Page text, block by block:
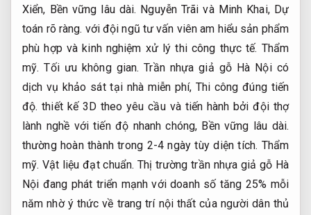
Xiển, Bền vững lâu dài. Nguyễn Trãi và Minh Khai, Dự
toán rõ ràng. với đội ngũ tư vấn viên am hiểu sản phẩm
phù hợp và kinh nghiệm xử lý thi công thực tế. Thẩm
mỹ. Tối ưu không gian. Trần nhựa giả gỗ Hà Nội có
dịch vụ khảo sát tại nhà miễn phí,Thi công đúng tiến
độ. thiết kế 3D theo yêu cầu và tiến hành bởi đội thợ
lành nghề với tiến độ nhanh chóng, Bền vững lâu dài.
thường hoàn thành trong 2-4 ngày tùy diện tích. Thẩm
mỹ. Vật liệu đạt chuẩn. Thị trường trần nhựa giả gỗ Hà
Nội đang phát triển mạnh với doanh số tăng 25% mỗi
năm nhờ ý thức về trang trí nội thất của người dân thủ